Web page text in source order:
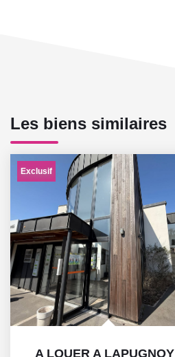
Les biens similaires
Exclusif
A LOUER A LAPUGNOY